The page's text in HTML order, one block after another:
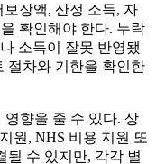
장액, 산정 소득, 자
확인해야 한다. 누락
소득이 잘못 반영됐
절차와 기한을 확인한
영향을 줄 수 있다. 상
원, NHS 비용 지원 또
될 수 있지만, 각각 별